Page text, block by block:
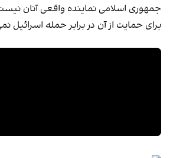
جمهوری اسلامی نماینده واقعی آنان
برای حمایت از آن در برابر حمله اسرائیل